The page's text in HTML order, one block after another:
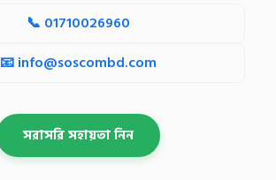
📞 01710026960
📧info@soscombd.com
সরাসরি সহায়তা নিন